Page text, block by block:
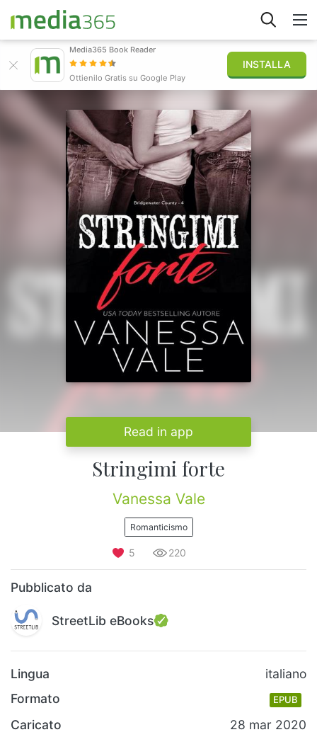
Accedi
Pubblica
Media365 Book Reader
Ottienilo Gratis su Google Play
INSTALLA
Read in app
Stringimi forte
Vanessa Vale
Romanticismo
5 220
Pubblicato da
StreetLib eBooks
Lingua
italiano
Formato
EPUB
Caricato 28 mar 2020